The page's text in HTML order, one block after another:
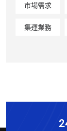
市場需求
集運業務